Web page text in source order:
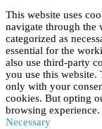
This website uses
navigate through the
categorized as
essential for the
also use third-party
you use this website.
only with your
cookies. But opting
browsing experience.
Necessary